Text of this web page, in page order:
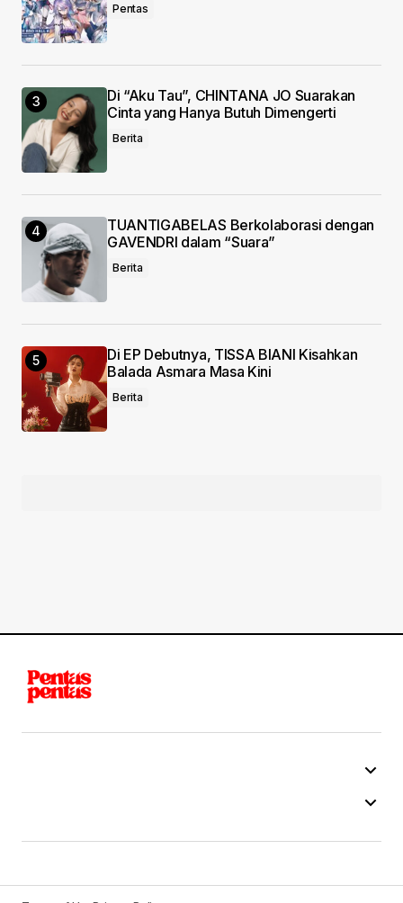
Pentas
Di “Aku Tau”, CHINTANA JO Suarakan
Cinta yang Hanya Butuh Dimengerti
Berita
TUANTIGABELAS Berkolaborasi dengan
GAVENDRI dalam “Suara”
Berita
Di EP Debutnya, TISSA BIANI Kisahkan
Balada Asmara Masa Kini
Berita